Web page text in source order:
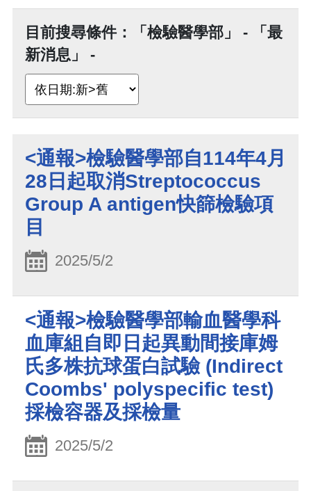
目前搜尋條件：「檢驗醫學部」 - 「最
新消息」 -
<通報>檢驗醫學部自114年4月
28日起取消Streptococcus
Group A antigen快篩檢驗項
目
2025/5/2
<通報>檢驗醫學部輸血醫學科
血庫組自即日起異動間接庫姆
氏多株抗球蛋白試驗 (Indirect
Coombs' polyspecific test)
採檢容器及採檢量
2025/5/2